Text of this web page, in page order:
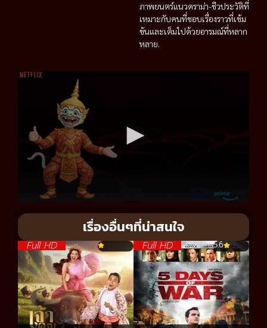
ภาพยนตร์แนวดราม่า-ชีวประวัติที่
เหมาะกับคนที่ชอบเรื่องราวที่เข้ม
ข้นและเต็มไปด้วยอารมณ์ที่หลาก
หลาย.
เรื่องอื่นๆที่น่าสนใจ
Full HD Full HD 5.6